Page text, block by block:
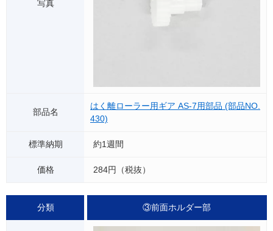
はく離ローラー用ギア AS-7用部品 (部品NO.
430)
約1週間
284円（税抜）
③前面ホルダー部